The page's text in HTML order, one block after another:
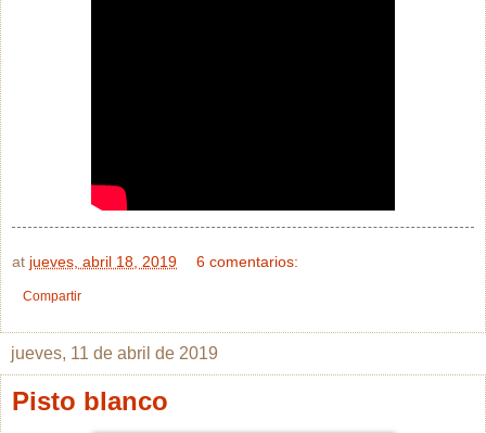
at jueves, abril 18, 2019 6 comentarios:
Compartir
jueves, 11 de abril de 2019
Pisto blanco